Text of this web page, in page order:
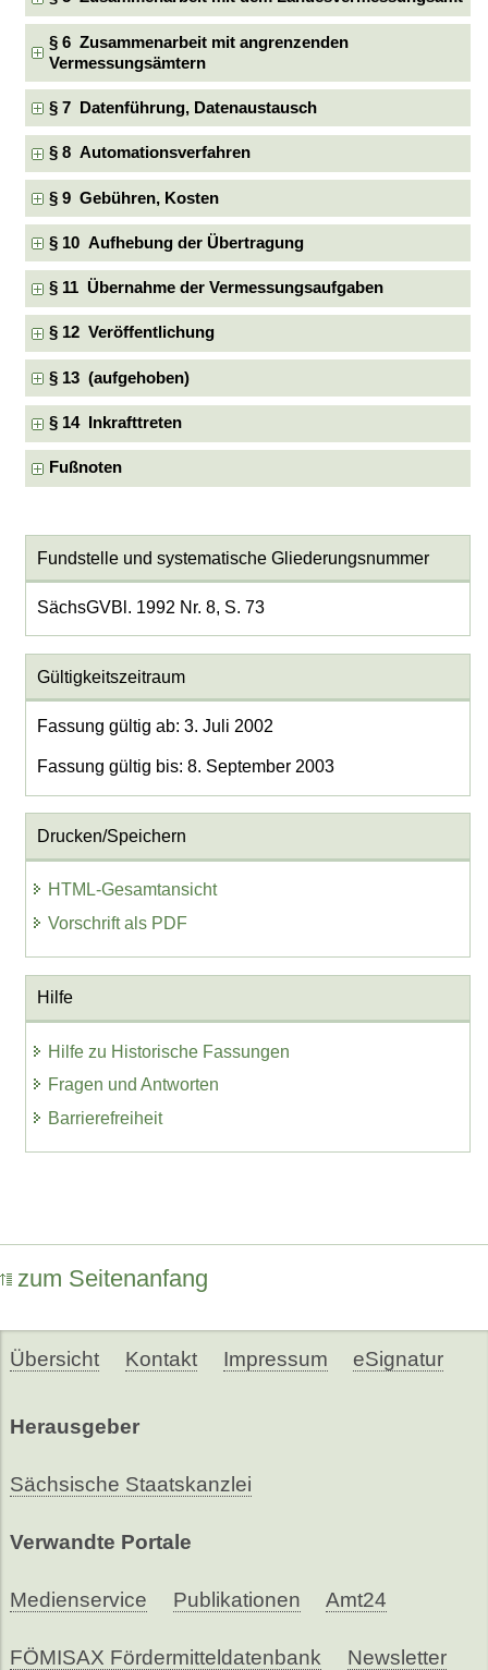
§ 6 Zusammenarbeit mit angrenzenden
Vermessungsämtern
§ 7 Datenführung, Datenaustausch
§ 8 Automationsverfahren
§ 9 Gebühren, Kosten
§ 10 Aufhebung der Übertragung
§ 11 Übernahme der Vermessungsaufgaben
§ 12 Veröffentlichung
§ 13 (aufgehoben)
§ 14 Inkrafttreten
Fußnoten
Fundstelle und systematische Gliederungsnummer
SächsGVBl. 1992 Nr. 8, S. 73
Gültigkeitszeitraum
Fassung gültig ab: 3. Juli 2002
Fassung gültig bis: 8. September 2003
Drucken/Speichern
HTML-Gesamtansicht
Vorschrift als PDF
Hilfe
Hilfe zu Historische Fassungen
Fragen und Antworten
Barrierefreiheit
zum Seitenanfang
Übersicht Kontakt Impressum eSignatur
Herausgeber
Sächsische Staatskanzlei
Verwandte Portale
Medienservice Publikationen Amt24
FÖMISAX Fördermitteldatenbank Newsletter